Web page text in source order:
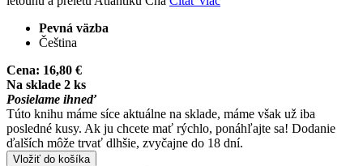
Pevná väzba
Čeština
Cena: 16,80 €
Na sklade 2 ks
Posielame ihneď
Túto knihu máme síce aktuálne na sklade, máme však už iba
posledné kusy. Ak ju chcete mať rýchlo, ponáhľajte sa! Dodanie
ďalších môže trvať dlhšie, zvyčajne do 18 dní.
Vložiť do košíka